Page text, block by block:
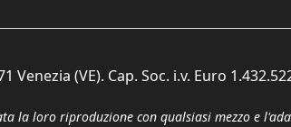
(VE). Cap. Soc. i.v. Euro
la loro riproduzione con qualsiasi mezzo e